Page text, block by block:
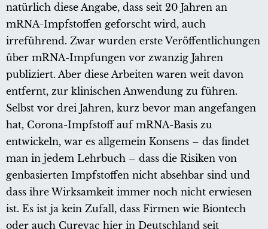
natürlich diese Angabe, dass seit 20 Jahren an
mRNA-Impfstoffen geforscht wird, auch
irreführend. Zwar wurden erste Veröffentlichungen
über mRNA-Impfungen vor zwanzig Jahren
publiziert. Aber diese Arbeiten waren weit davon
entfernt, zur klinischen Anwendung zu führen.
Selbst vor drei Jahren, kurz bevor man angefangen
hat, Corona-Impfstoff auf mRNA-Basis zu
entwickeln, war es allgemein Konsens – das findet
man in jedem Lehrbuch – dass die Risiken von
genbasierten Impfstoffen nicht absehbar sind und
dass ihre Wirksamkeit immer noch nicht erwiesen
ist. Es ist ja kein Zufall, dass Firmen wie Biontech
oder auch Curevac hier in Deutschland seit